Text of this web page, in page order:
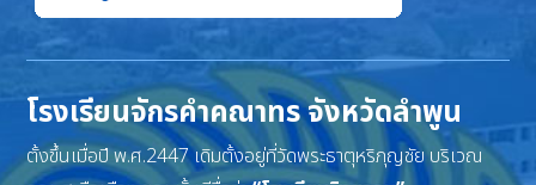
โรงเรียนจักรคำคณาทร จังหวัดลำพูน
ตั้งขึ้นเมื่อปี พ.ศ.2447 เดิมตั้งอยู่ที่วัดพระธาตุหริภุญชัย บริเวณ